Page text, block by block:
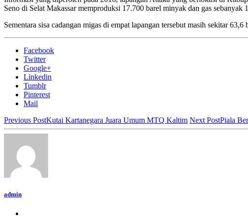
Seno di Selat Makassar memproduksi 17.700 barel minyak dan gas
Sementara sisa cadangan migas di empat lapangan tersebut masih sekitar
Facebook
Twitter
Google+
Linkedin
Tumblr
Pinterest
Mail
Previous PostKutai Kartanegara Juara Umum MTQ Kaltim Next PostPiala
admin